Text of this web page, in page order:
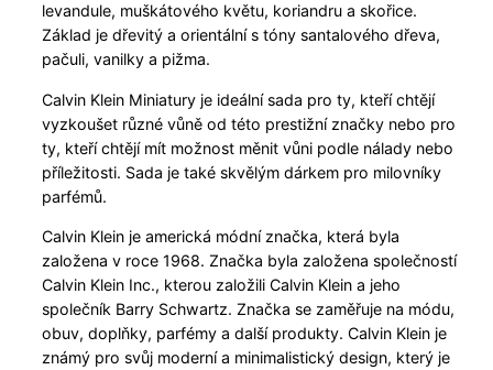
levandule, muškátového květu, koriandru a skořice.
Základ je dřevitý a orientální s tóny santalového dřeva,
pačuli, vanilky a pižma.
Calvin Klein Miniatury je ideální sada pro ty, kteří chtějí
vyzkoušet různé vůně od této prestižní značky nebo pro
ty, kteří chtějí mít možnost měnit vůni podle nálady nebo
příležitosti. Sada je také skvělým dárkem pro milovníky
parfémů.
Calvin Klein je americká módní značka, která byla
založena v roce 1968. Značka byla založena společností
Calvin Klein Inc., kterou založili Calvin Klein a jeho
společník Barry Schwartz. Značka se zaměřuje na módu,
obuv, doplňky, parfémy a další produkty. Calvin Klein je
známý pro svůj moderní a minimalistický design, který je